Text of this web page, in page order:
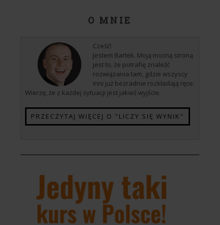
O MNIE
Cześć!
Jestem Bartek. Moją mocną stroną
jest to, że potrafię znaleźć
rozwiązania tam, gdzie wszyscy
inni już bezradnie rozkładają ręce.
Wierzę, że z każdej sytuacji jest jakieś wyjście.
PRZECZYTAJ WIĘCEJ O "LICZY SIĘ WYNIK"